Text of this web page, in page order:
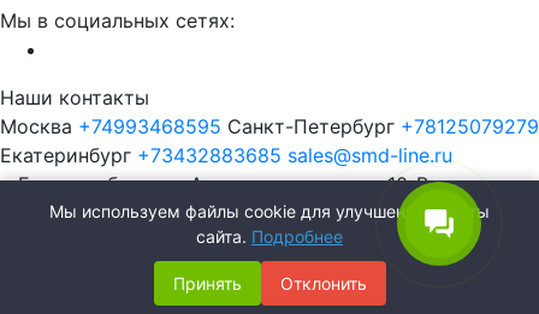
Мы в социальных сетях:
Наши контакты
Москва +74993468595 Санкт-Петербург +78125079279
Екатеринбург +73432883685 sales@smd-line.ru
г. Екатеринбург, ул. Автомагистральная 10-В
SMD-Line | Фабрика интерьерных светильников © 2026
Мы используем файлы cookie для улучшения работы
сайта. Подробнее
Принять Отклонить